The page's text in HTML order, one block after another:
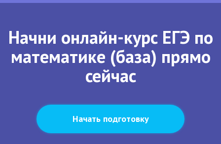
Начни онлайн-курс ЕГЭ по
математике (база) прямо
сейчас
Начать подготовку